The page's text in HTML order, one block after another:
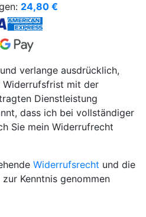
24,80 €
verlange ausdrücklich,
Widerrufsfrist mit der
Dienstleistung
dass ich bei vollständiger
Sie mein Widerrufrecht
Widerrufsrecht und die
zur Kenntnis genommen